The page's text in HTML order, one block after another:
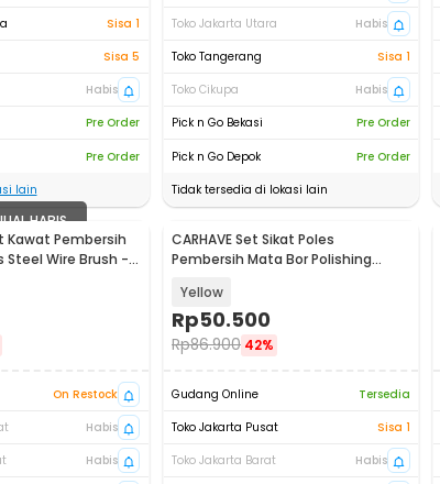
Sisa 1
Sisa 5
Habis
Pre Order
Pre Order
lain
Toko Jakarta Utara
Habis
Toko Tangerang
Sisa 1
Toko Cikupa
Habis
Pick n Go Bekasi
Pre Order
Pick n Go Depok
Pre Order
Tidak tersedia di lokasi lain
HABIS
Kawat Pembersih
Steel Wire Brush -
On Restock
Habis
Habis
CARHAVE Set Sikat Poles
Pembersih Mata Bor Polishing
Yellow
Rp50.500
Rp86.900 42%
Gudang Online
Tersedia
Toko Jakarta Pusat
Sisa 1
Toko Jakarta Barat
Habis